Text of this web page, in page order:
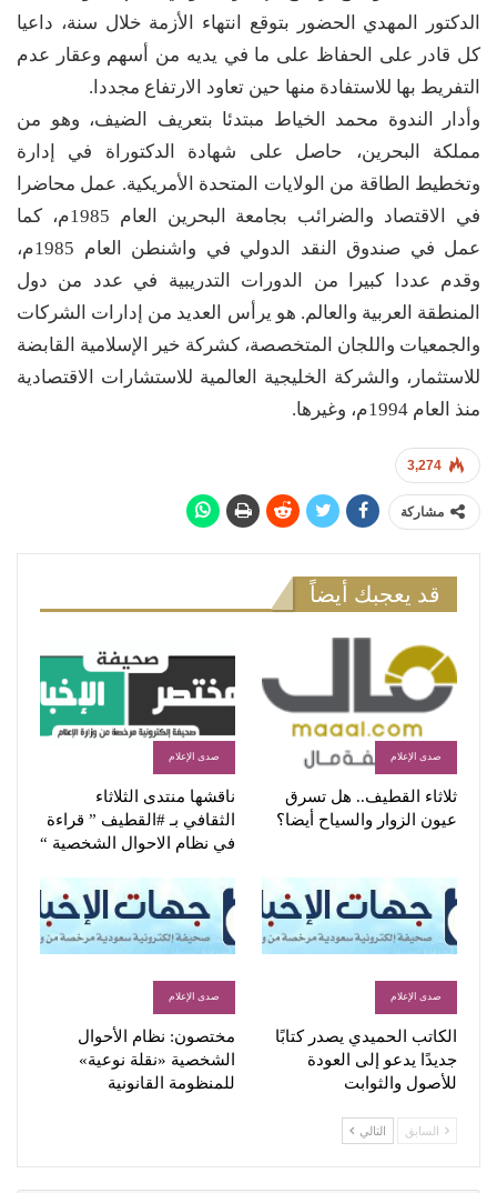
الدكتور المهدي الحضور بتوقع انتهاء الأزمة خلال سنة، داعيا
كل قادر على الحفاظ على ما في يديه من أسهم وعقار عدم
التفريط بها للاستفادة منها حين تعاود الارتفاع مجددا.
وأدار الندوة محمد الخياط مبتدئا بتعريف الضيف، وهو من
مملكة البحرين، حاصل على شهادة الدكتوراة في إدارة
وتخطيط الطاقة من الولايات المتحدة الأمريكية. عمل محاضرا
في الاقتصاد والضرائب بجامعة البحرين العام 1985م، كما
عمل في صندوق النقد الدولي في واشنطن العام 1985م،
وقدم عددا كبيرا من الدورات التدريبية في عدد من دول
المنطقة العربية والعالم. هو يرأس العديد من إدارات الشركات
والجمعيات واللجان المتخصصة، كشركة خير الإسلامية القابضة
للاستثمار، والشركة الخليجية العالمية للاستشارات الاقتصادية
منذ العام 1994م، وغيرها.
3,274
مشاركة
قد يعجبك أيضاً
صدى الإعلام
ثلاثاء القطيف.. هل تسرق
عيون الزوار والسياح أيضا؟
صدى الإعلام
ناقشها منتدى الثلاثاء
الثقافي بـ #القطيف ” قراءة
في نظام الاحوال الشخصية “
صدى الإعلام
الكاتب الحميدي يصدر كتابًا
جديدًا يدعو إلى العودة
للأصول والثوابت
صدى الإعلام
مختصون: نظام الأحوال
الشخصية «نقلة نوعية»
للمنظومة القانونية
السابق التالي